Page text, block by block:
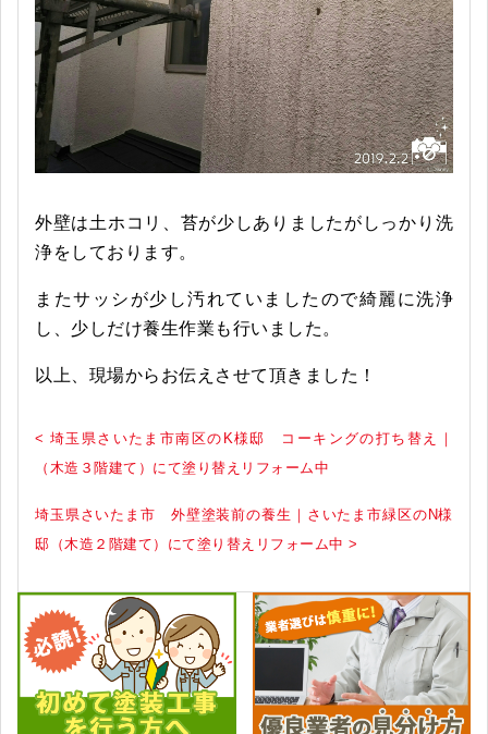
外壁は土ホコリ、苔が少しありましたがしっかり洗
浄をしております。
またサッシが少し汚れていましたので綺麗に洗浄
し、少しだけ養生作業も行いました。
以上、現場からお伝えさせて頂きました！
< 埼玉県さいたま市南区のK様邸 コーキングの打ち替え｜
（木造３階建て）にて塗り替えリフォーム中
埼玉県さいたま市 外壁塗装前の養生｜さいたま市緑区のN様
邸（木造２階建て）にて塗り替えリフォーム中 >